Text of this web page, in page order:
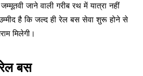
जाने वाली गरीब रथ में यात्रा नहीं
है कि जल्द ही रेल बस सेवा शुरू होने से
मिलेगी।
बस